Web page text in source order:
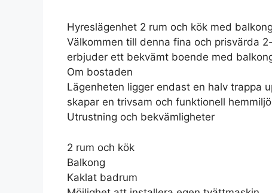
Hyreslägenhet 2 rum och kök med
Välkommen till denna fina och prisvärda
erbjuder ett bekvämt boende med
Om bostaden
Lägenheten ligger endast en halv trappa
skapar en trivsam och funktionell
Utrustning och bekvämligheter
2 rum och kök
Balkong
Kaklat badrum